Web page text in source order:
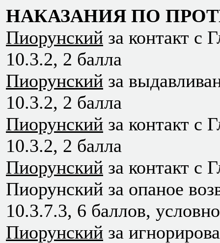
НАКАЗАНИЯ ПО
Пиорунский за контакт с
10.3.2, 2 балла
Пиорунский за
10.3.2, 2 балла
Пиорунский за контакт с
10.3.2, 2 балла
Пиорунский за контакт с
Пиорунский за опаное
10.3.7.3, 6 баллов,
Пиорунский за